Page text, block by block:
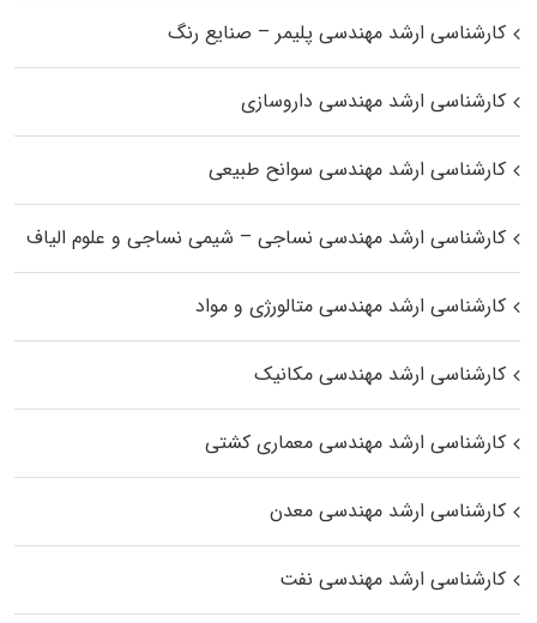
کارشناسی ارشد مهندسی پلیمر – صنایع رنگ
کارشناسی ارشد مهندسی داروسازی
کارشناسی ارشد مهندسی سوانح طبیعی
کارشناسی ارشد مهندسی نساجی – شیمی نساجی و علوم الیاف
کارشناسی ارشد مهندسی متالورژی و مواد
کارشناسی ارشد مهندسی مکانیک
کارشناسی ارشد مهندسی معماری کشتی
کارشناسی ارشد مهندسی معدن
کارشناسی ارشد مهندسی نفت